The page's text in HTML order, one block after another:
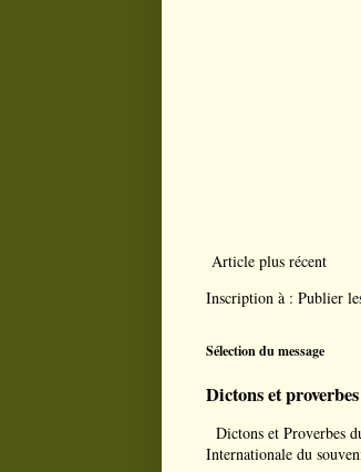
Article plus récent
Inscription à : Publier
Sélection du message
Dictons et
Dictons et Proverbes
Internationale du